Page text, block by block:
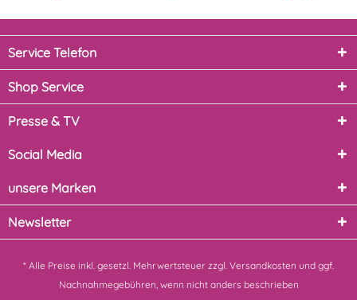
Service Telefon
Shop Service
Presse & TV
Social Media
unsere Marken
Newsletter
* Alle Preise inkl. gesetzl. Mehrwertsteuer zzgl. Versandkosten und ggf.
Nachnahmegebühren, wenn nicht anders beschrieben